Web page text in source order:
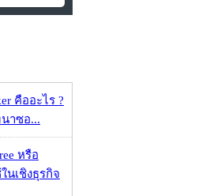
คืออะไร ?
าซอ...
หรือ
นเชิงธุรกิจ